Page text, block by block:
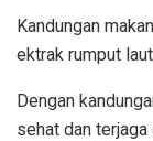
Kandungan
ektrak rumput
Dengan
sehat dan terjaga